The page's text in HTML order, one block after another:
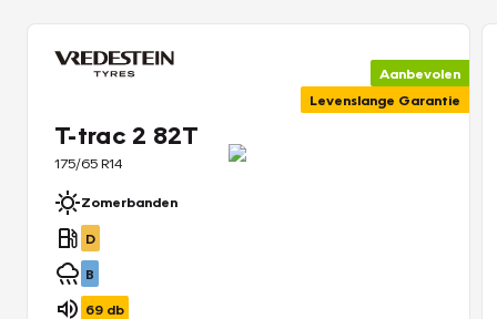
Aanbevolen
Levenslange Garantie
T-trac 2 82T
175/65 R14
Zomerbanden
D
B
69 db